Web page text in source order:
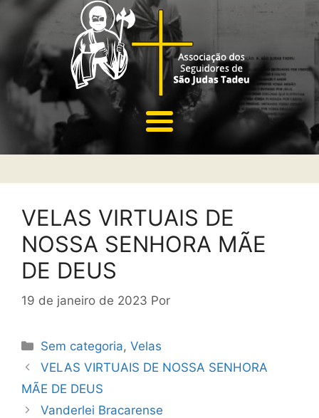
VELAS VIRTUAIS DE
NOSSA SENHORA MÃE
DE DEUS
19 de janeiro de 2023 Por
Sem categoria,Velas
VELAS VIRTUAIS DE NOSSA SENHORA
MÃE DE DEUS
Vanderlei Bracarense